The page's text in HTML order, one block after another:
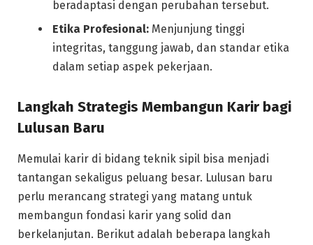
beradaptasi dengan perubahan tersebut.
Etika Profesional: Menjunjung tinggi
integritas, tanggung jawab, dan standar etika
dalam setiap aspek pekerjaan.
Langkah Strategis Membangun Karir bagi
Lulusan Baru
Memulai karir di bidang teknik sipil bisa menjadi
tantangan sekaligus peluang besar. Lulusan baru
perlu merancang strategi yang matang untuk
membangun fondasi karir yang solid dan
berkelanjutan. Berikut adalah beberapa langkah